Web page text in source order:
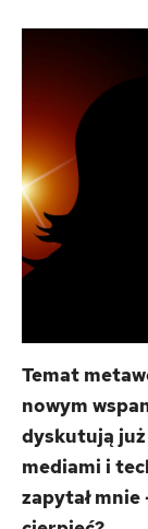
Temat
nowym
dyskutują
mediami i
zapytał